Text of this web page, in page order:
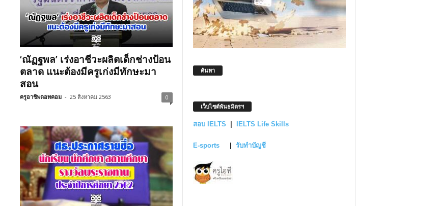
‘ณัฏฐพล’ เร่งอาชีวะผลิตเด็กช่างป้อน
ตลาด แนะต้องมีครูเก่งมีทักษะมา
สอน
ครูอาชีพดอทคอม - 25 สิงหาคม 2563 0
ค้นหา
เว็บไซต์พันธมิตรฯ
สอบ IELTS IELTS Life Skills
E-sports รับทำบัญชี